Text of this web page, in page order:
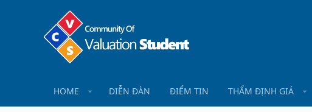
HOME DIỄN ĐÀN ĐIỂM TIN THẨM ĐỊNH GIÁ